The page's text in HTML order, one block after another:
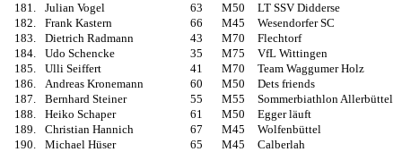
181.
Julian Vogel 63 M50
LT SSV Didderse
182.
Frank Kastern 66 M45
Wesendorfer SC
183.
Dietrich Radmann 43 M70
Flechtorf
184.
Udo Schencke 35 M75
VfL Wittingen
185.
Ulli Seiffert 41 M70
Team Waggumer Holz
186.
Andreas Kronemann 60 M50
Dets friends
187.
Bernhard Steiner 55 M55
Sommerbiathlon Allerbüttel
188.
Heiko Schaper 61 M50
Egger läuft
189.
Christian Hannich 67 M45
Wolfenbüttel
190.
Michael Hüser 65 M45
Calberlah